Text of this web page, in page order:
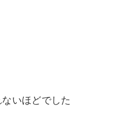
いほどでした